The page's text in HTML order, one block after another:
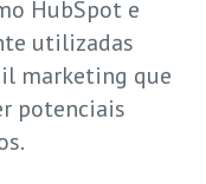
HubSpot e
utilizadas
marketing que
potenciais